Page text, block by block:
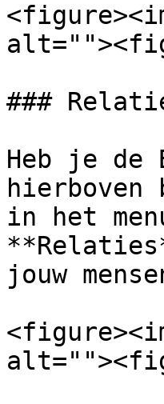
###
Heb je de
hierboven
in het
jouw